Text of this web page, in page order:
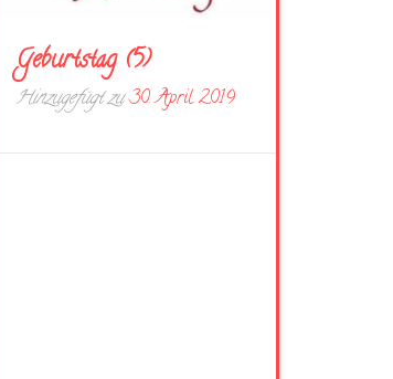
Geburtstag (5)
Hinzugefügt zu30. April 2019